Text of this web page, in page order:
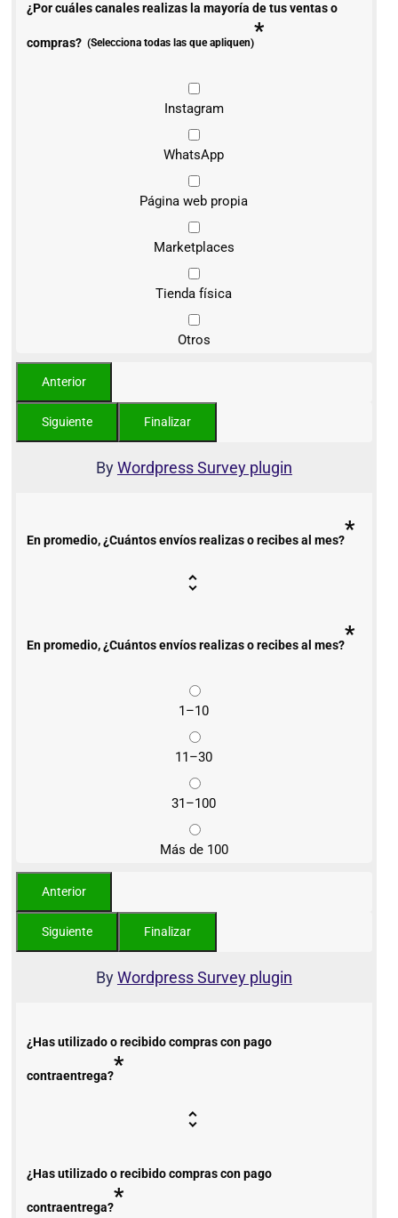
¿Por cuáles canales realizas la mayoría de tus ventas o
compras? (Selecciona todas las que apliquen)*
Instagram
WhatsApp
Página web propia
Marketplaces
Tienda física
Otros
ByWordpress Survey plugin
En promedio, ¿Cuántos envíos realizas o recibes al mes?*
En promedio, ¿Cuántos envíos realizas o recibes al mes?*
1–10
11–30
31–100
Más de 100
ByWordpress Survey plugin
¿Has utilizado o recibido compras con pago
contraentrega?*
¿Has utilizado o recibido compras con pago
contraentrega?*